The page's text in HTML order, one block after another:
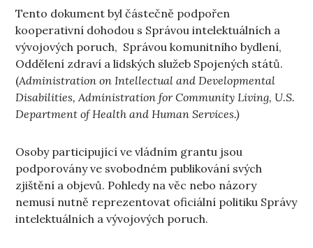
Tento dokument byl částečně podpořen
kooperativní dohodou s Správou intelektuálních a
vývojových poruch, Správou komunitního bydlení,
Oddělení zdraví a lidských služeb Spojených států.
(Administration on Intellectual and Developmental
Disabilities, Administration for Community Living, U.S.
Department of Health and Human Services.)
Osoby participující ve vládním grantu jsou
podporovány ve svobodném publikování svých
zjištění a objevů. Pohledy na věc nebo názory
nemusí nutně reprezentovat oficiální politiku Správy
intelektuálních a vývojových poruch.